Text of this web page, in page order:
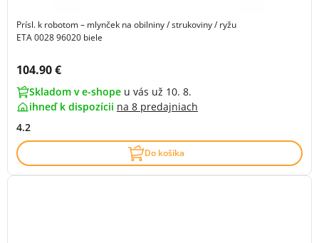
Prísl. k robotom – mlynček na obilniny / strukoviny / ryžu
ETA 0028 96020 biele
Cena s DPH:
104.90 €
Skladom v e-shope u vás už 10. 8.
ihneď k dispozícii na 8 predajniach
4.2
Do košíka